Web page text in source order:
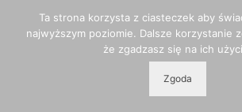
Ta strona korzysta z ciasteczek aby
najwyższym poziomie. Dalsze korzystanie
że zgadzasz się na ich
Zgoda